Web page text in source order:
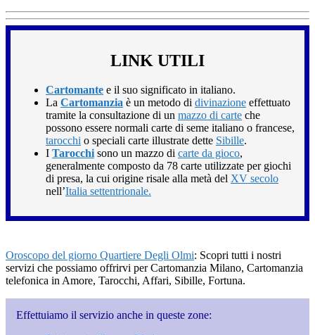
LINK UTILI
Cartomante e il suo significato in italiano.
La Cartomanzia è un metodo di divinazione effettuato
tramite la consultazione di un mazzo di carte che
possono essere normali carte di seme italiano o francese,
tarocchi o speciali carte illustrate dette Sibille.
I Tarocchisono un mazzo di carte da gioco,
generalmente composto da 78 carte utilizzate per giochi
di presa, la cui origine risale alla metà del XV secolo
nell’Italia settentrionale.
Oroscopo del giorno Quartiere Degli Olmi: Scopri tutti i nostri
servizi che possiamo offrirvi per Cartomanzia Milano, Cartomanzia
telefonica in Amore, Tarocchi, Affari, Sibille, Fortuna.
Effettuiamo il servizio anche in queste zone: